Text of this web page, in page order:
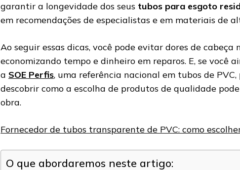
garantir a longevidade dos seus tubos para esgoto
em recomendações de especialistas e em materiais de
Ao seguir essas dicas, você pode evitar dores de cabeça
economizando tempo e dinheiro em reparos. E, se você
a SOE Perfis, uma referência nacional em tubos de
descobrir como a escolha de produtos de qualidade
obra.
Fornecedor de tubos transparente de PVC: como
O que abordaremos neste artigo: